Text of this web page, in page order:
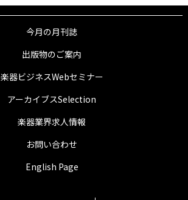
今月の月刊誌
出版物のご案内
楽器ビジネスWebセミナー
アーカイブスSelection
楽器業界求人情報
お問い合わせ
English Page